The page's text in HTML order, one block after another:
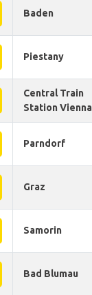
Baden
Piestany
Central Train
Station Vienna
Parndorf
Graz
Samorin
Bad Blumau